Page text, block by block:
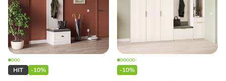
прихожая
прихожая
-10% -10%